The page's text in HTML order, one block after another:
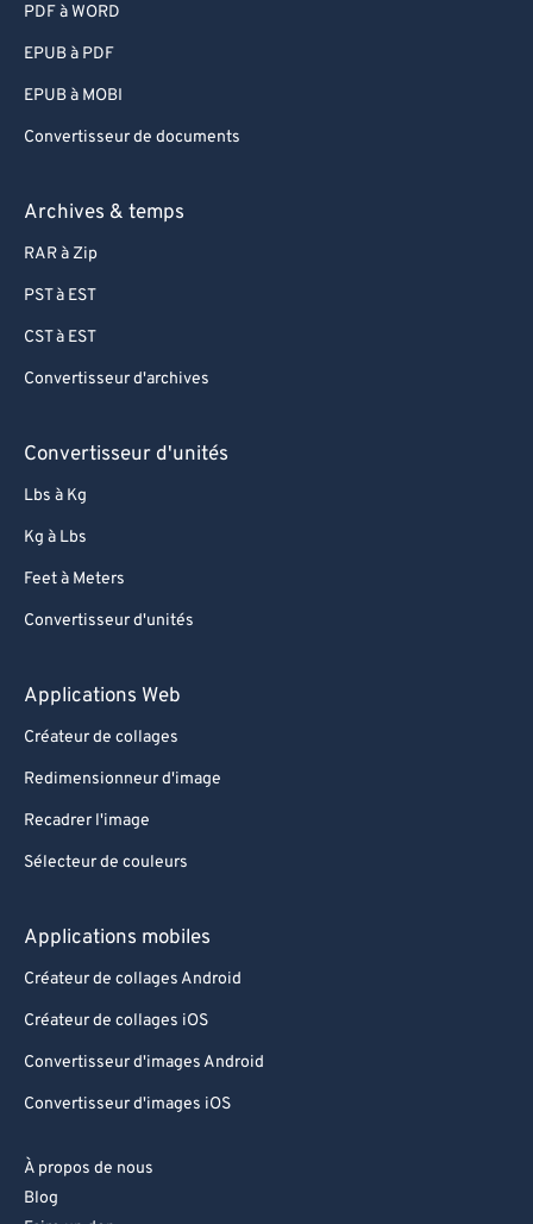
PDF à WORD
EPUB à PDF
EPUB à MOBI
Convertisseur de documents
Archives & temps
RAR à Zip
PST à EST
CST à EST
Convertisseur d'archives
Convertisseur d'unités
Lbs à Kg
Kg à Lbs
Feet à Meters
Convertisseur d'unités
Applications Web
Créateur de collages
Redimensionneur d'image
Recadrer l'image
Sélecteur de couleurs
Applications mobiles
Créateur de collages Android
Créateur de collages iOS
Convertisseur d'images Android
Convertisseur d'images iOS
À propos de nous
Blog